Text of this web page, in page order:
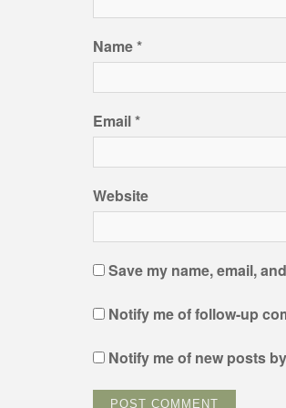
Name*
Email*
Website
Save my name, email,
Notify me of follow-up
Notify me of new posts